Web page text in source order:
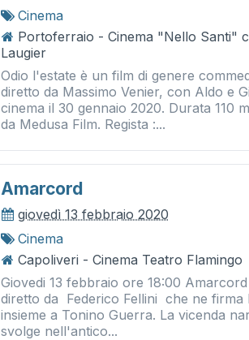
Cinema
Portoferraio - Cinema "Nello Santi"
Laugier
Odio l'estate è un film di genere
diretto da Massimo Venier, con Aldo e
cinema il 30 gennaio 2020. Durata 110
da Medusa Film. Regista :...
Amarcord
giovedì 13 febbraio 2020
Cinema
Capoliveri - Cinema Teatro Flamingo
Giovedi 13 febbraio ore 18:00
diretto da Federico Fellini che ne firma
insieme a Tonino Guerra. La vicenda
svolge nell'antico...